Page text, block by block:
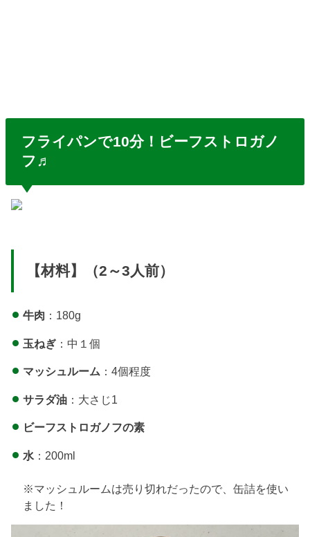
フライパンで10分！ビーフストロガノ
フ♬
【材料】（2～3人前）
牛肉 ：180g
玉ねぎ：中１個
マッシュルーム ：4個程度
サラダ油：大さじ1
ビーフストロガノフの素
水：200ml
※マッシュルームは売り切れだったので、缶詰を使い
ました！